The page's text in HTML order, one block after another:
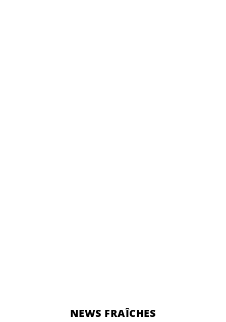
NEWS FRAÎCHES